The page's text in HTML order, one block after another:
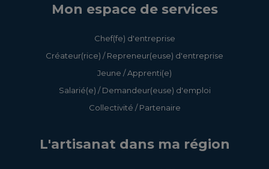
Mon espace de services
Chef(fe) d'entreprise
Créateur(rice) / Repreneur(euse) d'entreprise
Jeune / Apprenti(e)
Salarié(e) / Demandeur(euse) d'emploi
Collectivité / Partenaire
L'artisanat dans ma région